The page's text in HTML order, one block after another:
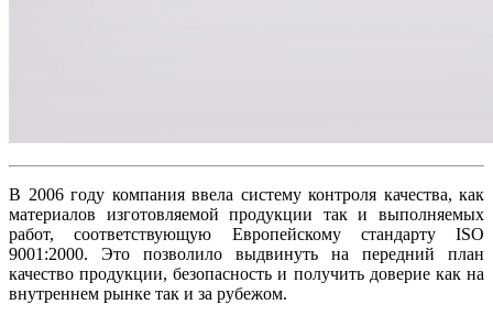
В 2006 году компания ввела систему контроля качества, как
материалов изготовляемой продукции так и выполняемых
работ, соответствующую Европейскому стандарту ISO
9001:2000. Это позволило выдвинуть на передний план
качество продукции, безопасность и получить доверие как на
внутреннем рынке так и за рубежом.